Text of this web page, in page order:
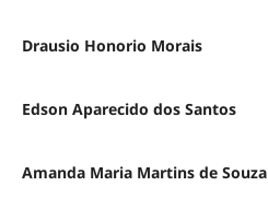
Drausio Honorio Morais
Edson Aparecido dos Santos
Amanda Maria Martins de Souza